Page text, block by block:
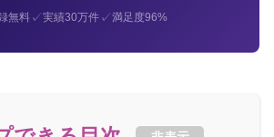
無料✓実績30万件✓満足度96%